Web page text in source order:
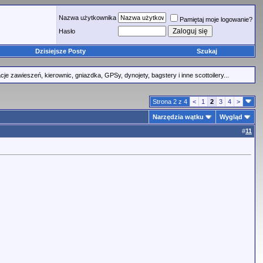
Nazwa użytkownika
Pamiętaj moje logowanie?
Hasło
Dzisiejsze Posty Szukaj
zawieszeń, kierownic, gniazdka, GPSy, dynojety, bagstery i inne scottoilery...
Strona 2 z 4 < 1 2 3 4 >
Narzędzia wątku
Wygląd
#11